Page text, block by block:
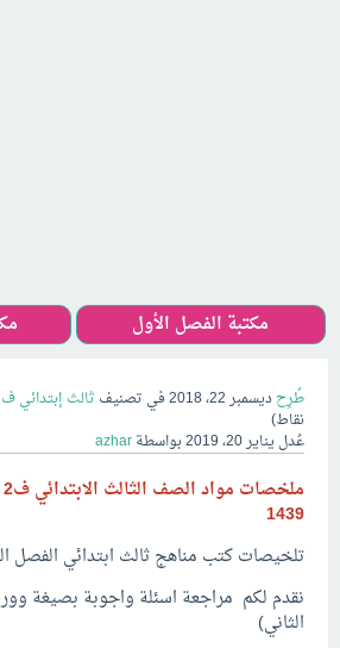
مكتبة الفصل الأول
طُرِحديسمبر 22، 2018 في تصنيف ثالث إبتدائي ف2
نقاط)
عُدل يناير 20، 2019 بواسطةazhar
1439
تلخيصات كتب مناهج ثالث ابتدائي الفصل
الثاني)